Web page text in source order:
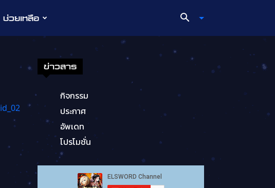
ช่วยเหลือ
ข่าวสาร
กิจกรรม
ประกาศ
อัพเดท
โปรโมชั่น